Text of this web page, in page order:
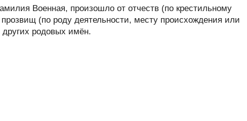
Военная, произошло от отчеств (по крестильному
(по роду деятельности, месту происхождения или
других родовых имён.